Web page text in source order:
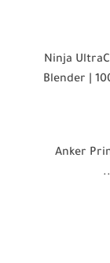
Ninja
Blender |
Anker